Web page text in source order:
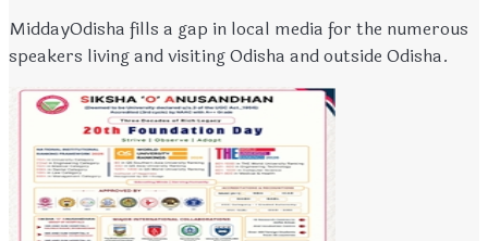
MiddayOdisha fills a gap in local media for the numerous
speakers living and visiting Odisha and outside Odisha.